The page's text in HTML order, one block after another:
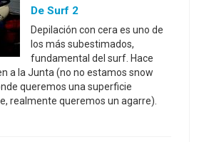
De Surf 2
Depilación con cera es uno de
los más subestimados,
fundamental del surf. Hace
a la Junta (no no estamos snow
queremos una superficie
realmente queremos un agarre).